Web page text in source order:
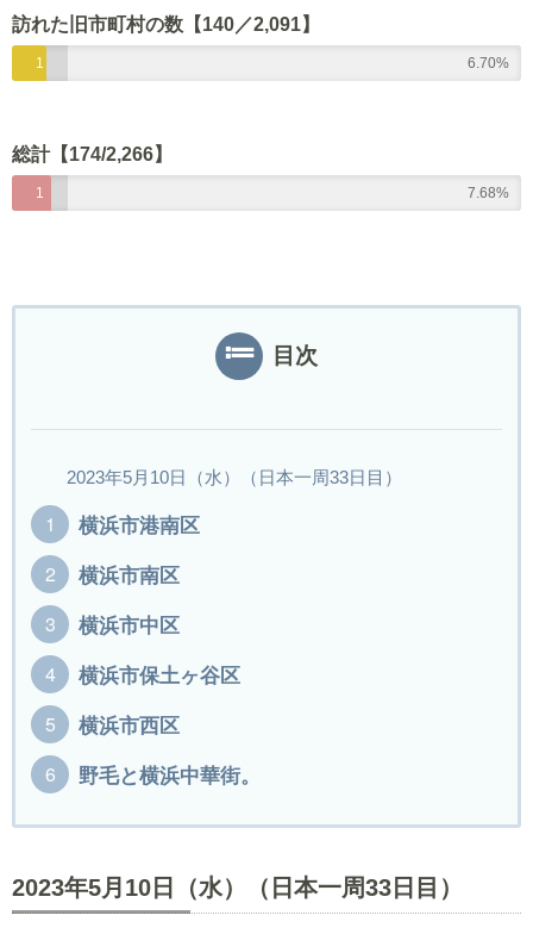
訪れた旧市町村の数【140／2,091】
1
1
6.70%
総計【174/2,266】
1 7.68%
目次
2023年5月10日（水）（日本一周33日目）
横浜市港南区
横浜市南区
横浜市中区
横浜市保土ヶ谷区
横浜市西区
野毛と横浜中華街。
2023年5月10日（水）（日本一周33日目）